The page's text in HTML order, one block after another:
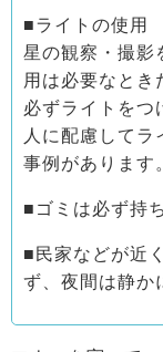
■ライトの使用
星の観察・撮影
用は必要なとき
必ずライトをつ
人に配慮して
事例があります
■ゴミは必ず持
■民家などが近
ず、夜間は静か